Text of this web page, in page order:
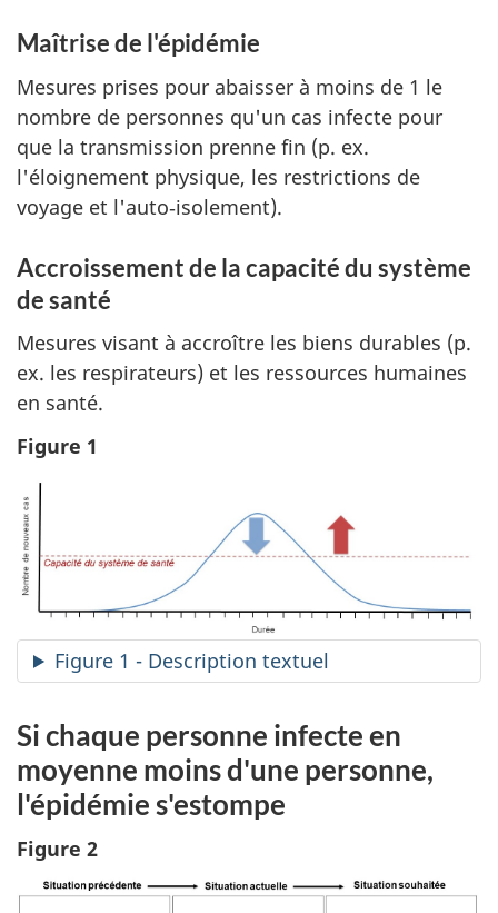
Maîtrise de l'épidémie
Mesures prises pour abaisser à moins de 1 le
nombre de personnes qu'un cas infecte pour
que la transmission prenne fin (p. ex.
l'éloignement physique, les restrictions de
voyage et l'auto‑isolement).
Accroissement de la capacité du système
de santé
Mesures visant à accroître les biens durables (p.
ex. les respirateurs) et les ressources humaines
en santé.
Figure 1
Figure 1 - Description textuel
Si chaque personne infecte en
moyenne moins d'une personne,
l'épidémie s'estompe
Figure 2